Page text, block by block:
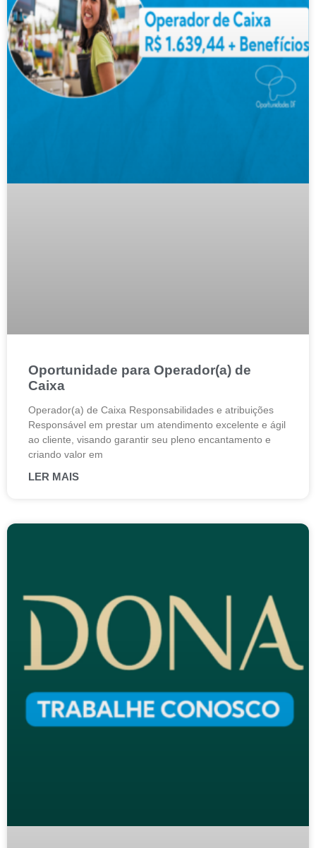
Oportunidade para Operador(a) de
Caixa
Operador(a) de Caixa Responsabilidades e atribuições
Responsável em prestar um atendimento excelente e ágil
ao cliente, visando garantir seu pleno encantamento e
criando valor em
LER MAIS